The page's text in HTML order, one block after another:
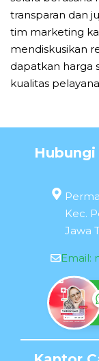
transparan dan
tim marketing
mendiskusikan
dapatkan harga
kualitas
Hubungi
Kec.
Jawa
Email: